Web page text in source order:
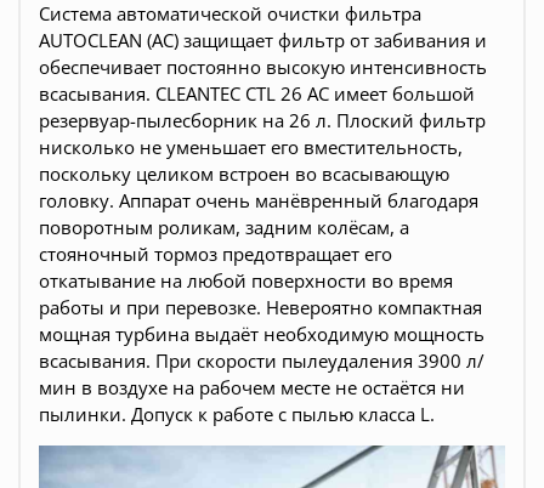
Система автоматической очистки фильтра
AUTOCLEAN (AC) защищает фильтр от забивания и
обеспечивает постоянно высокую интенсивность
всасывания. CLEANTEC CTL 26 AC имеет большой
резервуар-пылесборник на 26 л. Плоский фильтр
нисколько не уменьшает его вместительность,
поскольку целиком встроен во всасывающую
головку. Аппарат очень манёвренный благодаря
поворотным роликам, задним колёсам, а
стояночный тормоз предотвращает его
откатывание на любой поверхности во время
работы и при перевозке. Невероятно компактная
мощная турбина выдаёт необходимую мощность
всасывания. При скорости пылеудаления 3900 л/
мин в воздухе на рабочем месте не остаётся ни
пылинки. Допуск к работе с пылью класса L.